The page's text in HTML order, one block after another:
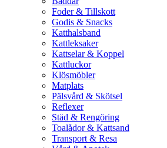
Foder & Tillskott
Godis & Snacks
Katthalsband
Kattleksaker
Kattselar & Koppel
Kattluckor
Klösmöbler
Matplats
Pälsvård & Skötsel
Reflexer
Städ & Rengöring
Toalådor & Kattsand
Transport & Resa